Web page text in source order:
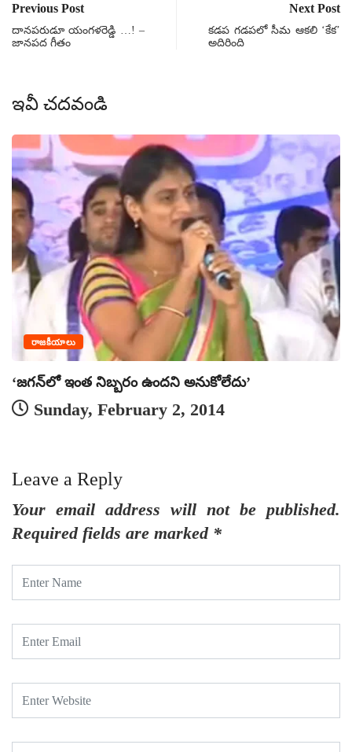
Previous Post
దానపరుడూ యంగళరెడ్డి …! –
జానపద గీతం
Next Post
కడప గడపలో సీమ ఆకలి ‘కేక’
అదిరింది
ఇవీ చదవండి
రాజకీయాలు
‘జగన్‌లో ఇంత నిబ్బరం ఉందని అనుకోలేదు’
Sunday, February 2, 2014
Leave a Reply
Your email address will not be published.
Required fields are marked *